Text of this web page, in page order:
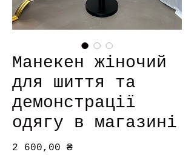
Манекен жіночий
для шиття та
демонстрації
одягу в магазині
2 600,00 ₴Ціна